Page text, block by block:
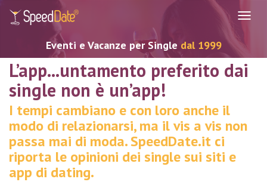
Eventi e Vacanze per Single dal 1999
L’app...untamento preferito dai
single non è un’app!
I tempi cambiano e con loro anche il
modo di relazionarsi, ma il vis a vis non
passa mai di moda. SpeedDate.it ci
riporta le opinioni dei single sui siti e
app di dating.